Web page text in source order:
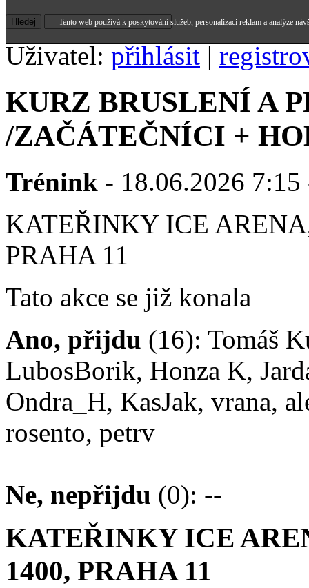
Uživatel: přihlásit |
KURZ BRUSLENÍ A
/ZAČÁTEČNÍCI +
Trénink - 18.06.2026 7:15
KATEŘINKY ICE
PRAHA 11
Tato akce se již konala
Ano, přijdu (16): Tomáš
LubosBorik, Honza K,
Ondra_H, KasJak, vrana,
rosento, petrv
Ne, nepřijdu (0): --
KATEŘINKY ICE
1400, PRAHA 11
Tento web používá k poskytování služeb, personalizaci reklam a analýze